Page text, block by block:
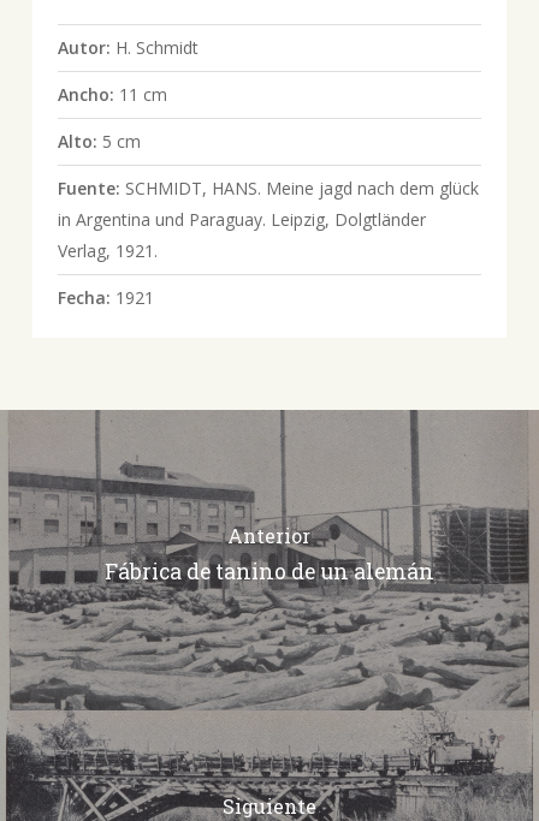
Autor: H. Schmidt
Ancho: 11 cm
Alto: 5 cm
Fuente: SCHMIDT, HANS. Meine jagd nach dem glück
in Argentina und Paraguay. Leipzig, Dolgtländer
Verlag, 1921.
Fecha: 1921
Anterior
Fábrica de tanino de un alemán
Siguiente